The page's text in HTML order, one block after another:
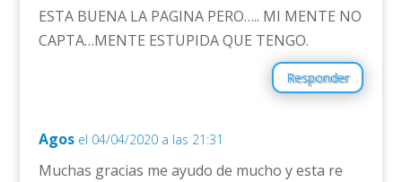
ESTA BUENA LA PAGINA PERO….. MI MENTE NO
CAPTA…MENTE ESTUPIDA QUE TENGO.
Responder
Agos el 04/04/2020 a las 21:31
Muchas gracias me ayudo de mucho y esta re